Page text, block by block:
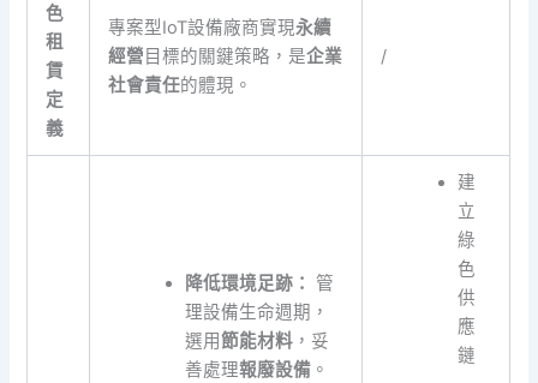
色
租
賃
定
義
專案型IoT設備廠商實現永續
經營 目標的關鍵策略，是企業
社會責任的體現。
/
降低環境足跡：
管
理設備生命週期，
選用節能材料，妥
善處理報廢設備。
建
立
綠
色
供
應
鏈